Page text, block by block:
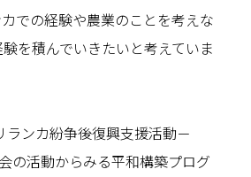
での経験や農業のことを考えな
を積んでいきたいと考えていま
ランカ紛争後復興支援活動－
の活動からみる平和構築プログ